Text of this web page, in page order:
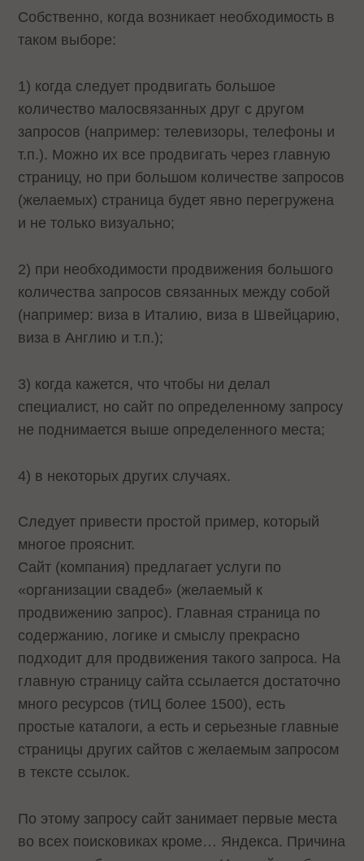
Собственно, когда возникает необходимость в
таком выборе:
1) когда следует продвигать большое
количество малосвязанных друг с другом
запросов (например: телевизоры, телефоны и
т.п.). Можно их все продвигать через главную
страницу, но при большом количестве запросов
(желаемых) страница будет явно перегружена
и не только визуально;
2) при необходимости продвижения большого
количества запросов связанных между собой
(например: виза в Италию, виза в Швейцарию,
виза в Англию и т.п.);
3) когда кажется, что чтобы ни делал
специалист, но сайт по определенному запросу
не поднимается выше определенного места;
4) в некоторых других случаях.
Следует привести простой пример, который
многое прояснит.
Сайт (компания) предлагает услуги по
«организации свадеб» (желаемый к
продвижению запрос). Главная страница по
содержанию, логике и смыслу прекрасно
подходит для продвижения такого запроса. На
главную страницу сайта ссылается достаточно
много ресурсов (тИЦ более 1500), есть
простые каталоги, а есть и серьезные главные
страницы других сайтов с желаемым запросом
в тексте ссылок.
По этому запросу сайт занимает первые места
во всех поисковиках кроме… Яндекса. Причина